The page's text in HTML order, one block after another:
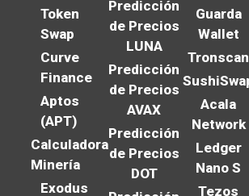
Token
Swap
Curve
Finance
Aptos
(APT)
Calculadora
Minería
Exodus
Predicción
de Precios
LUNA
Predicción
de Precios
AVAX
Predicción
de Precios
DOT
Guarda
Wallet
Tronscan
Acala
Network
Ledger
Nano S
Tezos